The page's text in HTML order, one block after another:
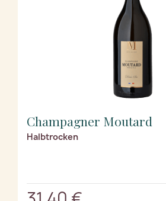
Champagner Moutard
Halbtrocken